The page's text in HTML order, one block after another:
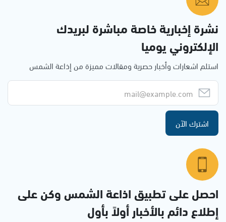
نشرة إخبارية خاصة مباشرة لبريدك
الإلكتروني يوميا
استلم اشعارات وأخبار حصرية ومقالات مميزة من إذاعة الشمس
اشترك الآن
احصل على تطبيق اذاعة الشمس وكن على
إطلاع دائم بالأخبار أولاً بأول